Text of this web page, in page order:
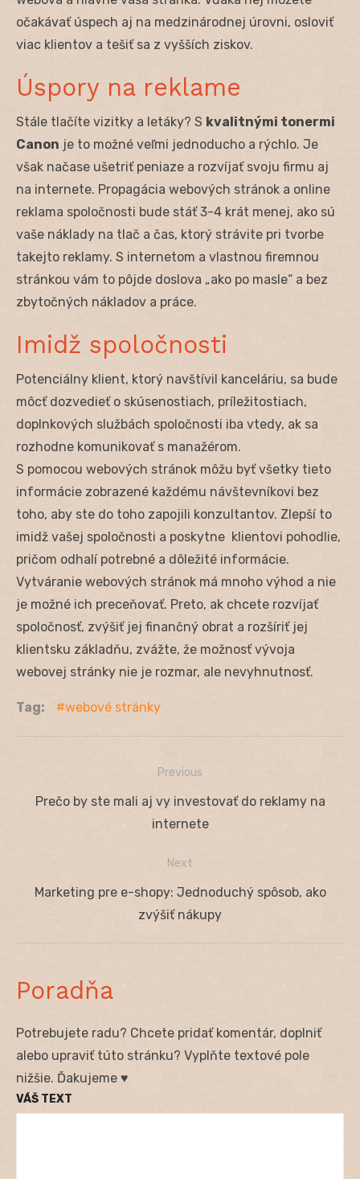
očakávať úspech aj na medzinárodnej úrovni, osloviť
viac klientov a tešiť sa z vyšších ziskov.
Úspory na reklame
Stále tlačíte vizitky a letáky? S kvalitnými tonermi
Canon je to možné veľmi jednoducho a rýchlo. Je
však načase ušetriť peniaze a rozvíjať svoju firmu aj
na internete. Propagácia webových stránok a online
reklama spoločnosti bude stáť 3-4 krát menej, ako sú
vaše náklady na tlač a čas, ktorý strávite pri tvorbe
takejto reklamy. S internetom a vlastnou firemnou
stránkou vám to pôjde doslova „ako po masle“ a bez
zbytočných nákladov a práce.
Imidž spoločnosti
Potenciálny klient, ktorý navštívil kanceláriu, sa bude
môcť dozvedieť o skúsenostiach, príležitostiach,
doplnkových službách spoločnosti iba vtedy, ak sa
rozhodne komunikovať s manažérom.
S pomocou webových stránok môžu byť všetky tieto
informácie zobrazené každému návštevníkovi bez
toho, aby ste do toho zapojili konzultantov. Zlepší to
imidž vašej spoločnosti a poskytne klientovi pohodlie,
pričom odhalí potrebné a dôležité informácie.
Vytváranie webových stránok má mnoho výhod a nie
je možné ich preceňovať. Preto, ak chcete rozvíjať
spoločnosť, zvýšiť jej finančný obrat a rozšíriť jej
klientsku základňu, zvážte, že možnosť vývoja
webovej stránky nie je rozmar, ale nevyhnutnosť.
Tag: webové stránky
Navigácia
Previous
Previous
Prečo by ste mali aj vy investovať do reklamy na
internete
Next
Next
Marketing pre e-shopy: Jednoduchý spôsob, ako
zvýšiť nákupy
Poradňa
Potrebujete radu? Chcete pridať komentár, doplniť
alebo upraviť túto stránku? Vyplňte textové pole
nižšie. Ďakujeme ♥
VÁŠ TEXT